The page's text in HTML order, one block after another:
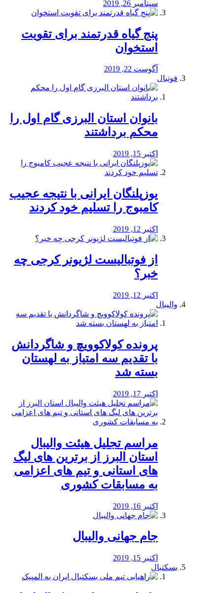
سپتامبر 26, 2019
پنج گیاه قدرتمند برای تقویت
استخوان
آگوست 22, 2019
فوتبال
بانوان استان البرزی گام اول را
محكم برداشتند
اکتبر 15, 2019
یوزپلنگان ایرانی با نتیجه عجیب
کامبوج را تسلیم خود کردند
اکتبر 12, 2019
از فوتبالیست لژیونر کرجی چه
خبر؟
اکتبر 12, 2019
والیبال
پرونده کولاکوویچ و شاگردانش
با تقدیم سه امتیاز به لهستان
بسته شد
اکتبر 17, 2019
مراسم تجلیل هیئت والیبال
استان البرز از برترین های لیگ
های استانی و تیم های اعزامی
به مسابقات کشوری
اکتبر 16, 2019
جام جهانی والیبال
اکتبر 15, 2019
بسکتبال